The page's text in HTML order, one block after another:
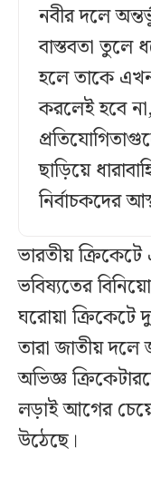
নবীর দলে
বাস্তবতা তুলে
হলে তাকে
করলেই হবে
ছাড়িয়ে
নির্বাচকদের
ভারতীয়
ভবিষ্যতের
ঘরোয়া ক্রিকেটে
তারা জাতীয়
অভিজ্ঞ
লড়াই আগের
উঠেছে।